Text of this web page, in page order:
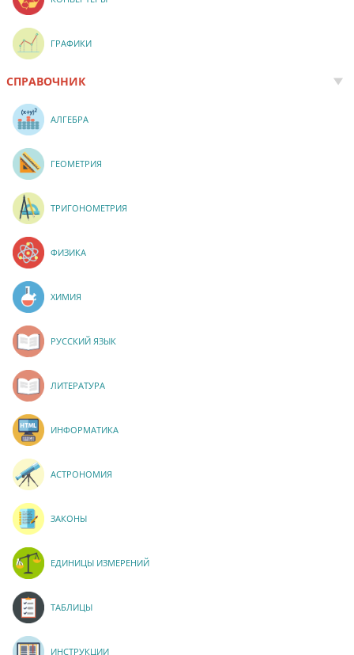
ГРАФИКИ
СПРАВОЧНИК
АЛГЕБРА
ГЕОМЕТРИЯ
ТРИГОНОМЕТРИЯ
ФИЗИКА
ХИМИЯ
РУССКИЙ ЯЗЫК
ЛИТЕРАТУРА
ИНФОРМАТИКА
АСТРОНОМИЯ
ЗАКОНЫ
ЕДИНИЦЫ ИЗМЕРЕНИЙ
ТАБЛИЦЫ
ИНСТРУКЦИИ